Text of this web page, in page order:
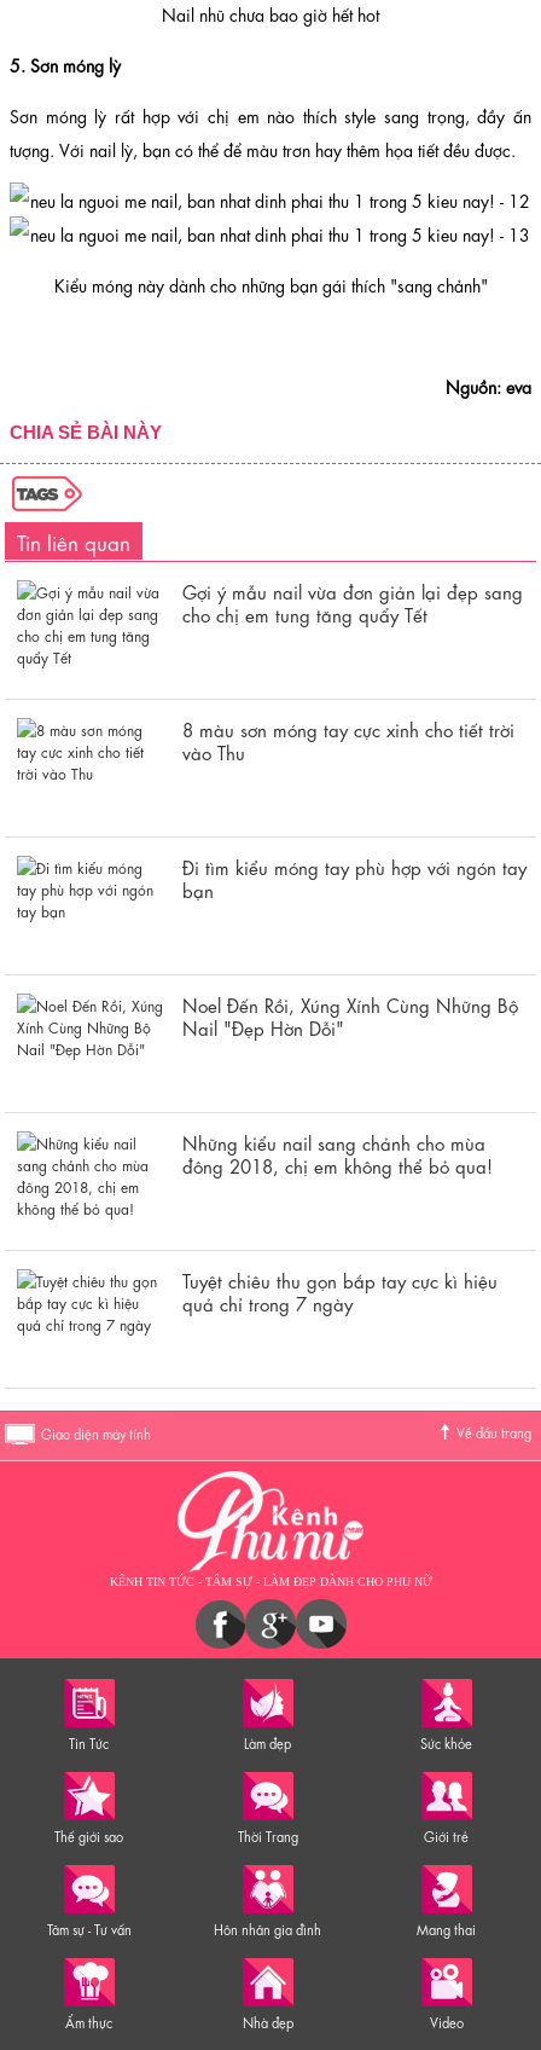
Nail nhũ chưa bao giờ hết hot
5. Sơn móng lỳ
Sơn móng lỳ rất hợp với chị em nào thích style sang trọng, đầy ấn
tượng. Với nail lỳ, bạn có thể để màu trơn hay thêm họa tiết đều được.
Kiểu móng này dành cho những bạn gái thích "sang chảnh"
Nguồn: eva
CHIA SẺ BÀI NÀY
Tin liên quan
Gợi ý mẫu nail vừa đơn giản lại đẹp sang
cho chị em tung tăng quẩy Tết
8 màu sơn móng tay cực xinh cho tiết trời
vào Thu
Đi tìm kiểu móng tay phù hợp với ngón tay
bạn
Noel Đến Rồi, Xúng Xính Cùng Những Bộ
Nail "Đẹp Hờn Dỗi"
Những kiểu nail sang chảnh cho mùa
đông 2018, chị em không thể bỏ qua!
Tuyệt chiêu thu gọn bắp tay cực kì hiệu
quả chỉ trong 7 ngày
Giao diện máy tính Về đầu trang
KÊNH TIN TỨC - TÂM SỰ - LÀM ĐẸP DÀNH CHO PHỤ NỮ
Tin Tức Làm đẹp Sức khỏe
Thế giới sao Thời Trang Giới trẻ
Tâm sự - Tư vấn Hôn nhân gia đình Mang thai
Ẩm thực Nhà đẹp Video